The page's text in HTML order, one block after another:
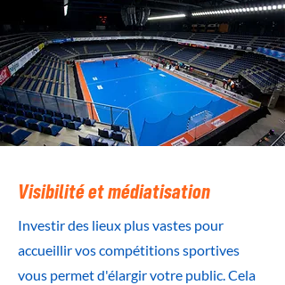
Visibilité et médiatisation
Investir des lieux plus vastes pour
accueillir vos compétitions sportives
vous permet d'élargir votre public. Cela